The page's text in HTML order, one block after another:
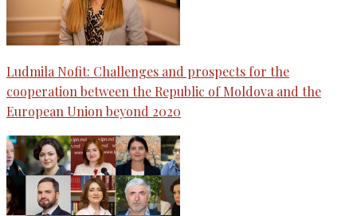
Ludmila Nofit: Challenges and prospects for the
cooperation between the Republic of Moldova and the
European Union beyond 2020